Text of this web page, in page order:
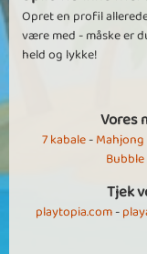
Opret en profil
være med - måske er
held og lykke!
Vores
7 kabale-Mahjong
Tjek
playtopia.com-